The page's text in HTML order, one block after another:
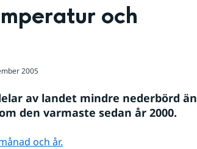
och
2005
av landet mindre nederbörd än
den varmaste sedan år 2000.
och år.